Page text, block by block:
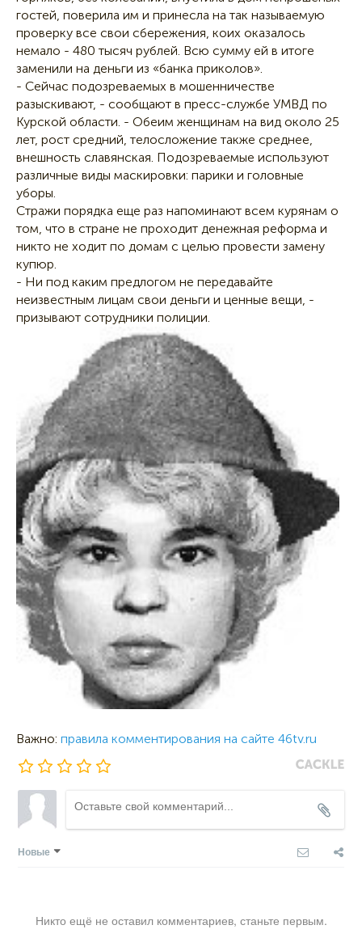
гостей, поверила им и принесла на так называемую
проверку все свои сбережения, коих оказалось
немало - 480 тысяч рублей. Всю сумму ей в итоге
заменили на деньги из «банка приколов».
- Сейчас подозреваемых в мошенничестве
разыскивают, - сообщают в пресс-службе УМВД по
Курской области. - Обеим женщинам на вид около 25
лет, рост средний, телосложение также среднее,
внешность славянская. Подозреваемые используют
различные виды маскировки: парики и головные
уборы.
Стражи порядка еще раз напоминают всем курянам о
том, что в стране не проходит денежная реформа и
никто не ходит по домам с целью провести замену
купюр.
- Ни под каким предлогом не передавайте
неизвестным лицам свои деньги и ценные вещи, -
призывают сотрудники полиции.
Важно: правила комментирования на сайте 46tv.ru
Новые
Никто ещё не оставил комментариев, станьте первым.